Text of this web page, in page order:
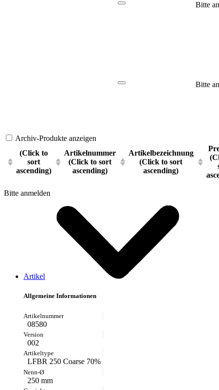
Bitte
Bitte
Archiv-Produkte anzeigen
(Click to
sort
ascending)
Artikelnummer
(Click to sort
ascending)
Artikelbezeichnung
(Click to sort
ascending)
Bitte anmelden
Artikel
Allgemeine Informationen
08580
002
LFBR 250 Coarse 70%
250 mm